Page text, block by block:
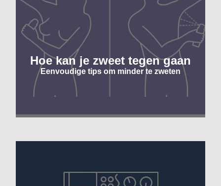
Hoe kan je zweet tegen gaan
Eenvoudige tips om minder te zweten